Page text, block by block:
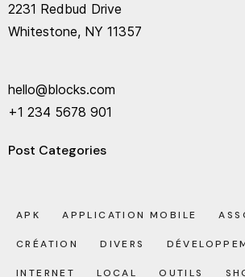
2231 Redbud Drive
Whitestone, NY 11357
hello@blocks.com
+1 234 5678 901
Post Categories
APK APPLICATION MOBILE
CRÉATION DIVERS
INTERNET LOCAL OUTILS